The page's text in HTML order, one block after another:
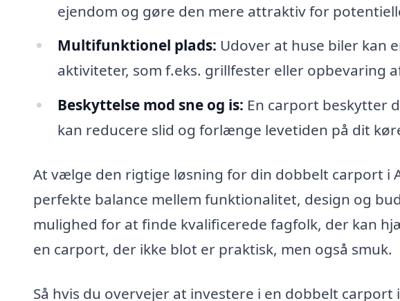
ejendom og gøre den mere attraktiv for
Multifunktionel plads: Udover at huse biler kan
aktiviteter, som f.eks. grillfester eller opbevaring
Beskyttelse mod sne og is: En carport beskytter
kan reducere slid og forlænge levetiden på dit
At vælge den rigtige løsning for din dobbelt carport i
perfekte balance mellem funktionalitet, design og
mulighed for at finde kvalificerede fagfolk, der kan
en carport, der ikke blot er praktisk, men også smuk.
Så hvis du overvejer at investere i en dobbelt carport